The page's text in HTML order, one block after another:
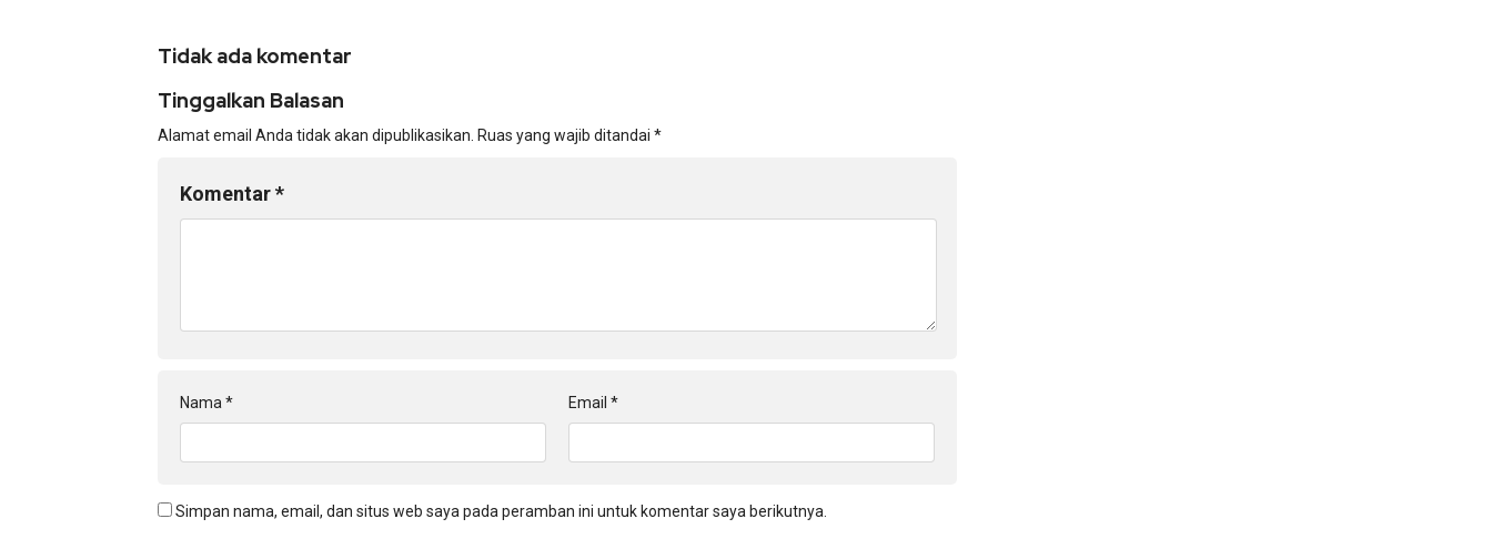
Tidak ada komentar
Tinggalkan Balasan
Alamat email Anda tidak akan dipublikasikan. Ruas yang wajib ditandai *
Komentar*
Nama* Email *
Simpan nama, email, dan situs web saya pada peramban ini untuk komentar saya berikutnya.